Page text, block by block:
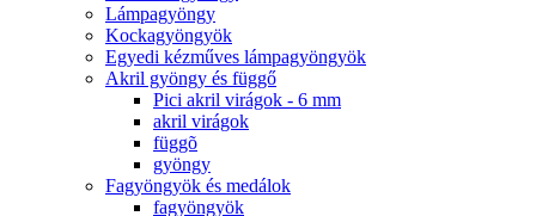
Lámpagyöngy
Kockagyöngyök
Egyedi kézműves lámpagyöngyök
Akril gyöngy és függő
Pici akril virágok - 6 mm
akril virágok
függõ
gyöngy
Fagyöngyök és medálok
fagyöngyök